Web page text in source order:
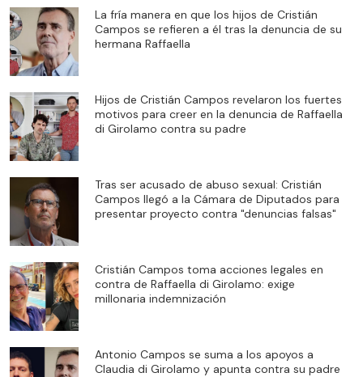
La fría manera en que los hijos de Cristián
Campos se refieren a él tras la denuncia de su
hermana Raffaella
Hijos de Cristián Campos revelaron los fuertes
motivos para creer en la denuncia de Raffaella
di Girolamo contra su padre
Tras ser acusado de abuso sexual: Cristián
Campos llegó a la Cámara de Diputados para
presentar proyecto contra "denuncias falsas"
Cristián Campos toma acciones legales en
contra de Raffaella di Girolamo: exige
millonaria indemnización
Antonio Campos se suma a los apoyos a
Claudia di Girolamo y apunta contra su padre